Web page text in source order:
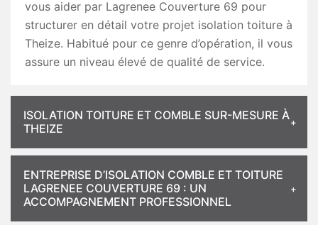
vous aider par Lagrenee Couverture 69 pour
structurer en détail votre projet isolation toiture à
Theize. Habitué pour ce genre d’opération, il vous
assure un niveau élevé de qualité de service.
ISOLATION TOITURE ET COMBLE SUR-MESURE À
THEIZE
ENTREPRISE D’ISOLATION COMBLE ET TOITURE
LAGRENEE COUVERTURE 69 : UN
ACCOMPAGNEMENT PROFESSIONNEL